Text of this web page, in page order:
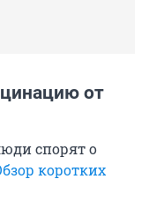
от
спорят о
коротких